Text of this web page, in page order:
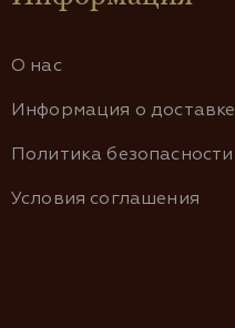
О нас
Информация о доставке
Политика безопасности
Условия соглашения